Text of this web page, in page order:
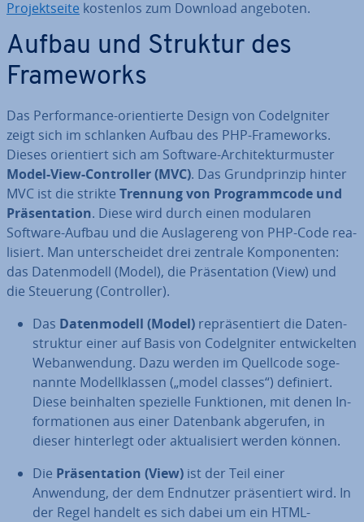
Pro­jekt­sei­te kostenlos zum Download angeboten.
Aufbau und Struktur des
Frame­works
Das Per­for­mance-ori­en­tier­te Design von Cod­e­Ig­ni­ter
zeigt sich im schlanken Aufbau des PHP-Frame­works.
Dieses ori­en­tiert sich am Software-Ar­chi­tek­tur­mus­ter
Model-View-Con­trol­ler (MVC). Das Grund­prin­zip hinter
MVC ist die strikte Trennung von Pro­gramm­code und
Prä­sen­ta­ti­on. Diese wird durch einen modularen
Software-Aufbau und die Aus­la­gereng von PHP-Code rea­
li­siert. Man un­ter­schei­det drei zentrale Kom­po­nen­ten:
das Da­ten­mo­dell (Model), die Prä­sen­ta­ti­on (View) und
die Steuerung (Con­trol­ler).
Das Da­ten­mo­dell (Model) re­prä­sen­tiert die Da­ten­
struk­tur einer auf Basis von Cod­e­Ig­ni­ter ent­wi­ckel­ten
Web­an­wen­dung. Dazu werden im Quellcode so­ge­
nann­te Mo­dell­klas­sen („model classes“) definiert.
Diese be­inhal­ten spezielle Funk­tio­nen, mit denen In­
for­ma­tio­nen aus einer Datenbank abgerufen, in
dieser hin­ter­legt oder ak­tua­li­siert werden können.
Die Prä­sen­ta­ti­on (View) ist der Teil einer
Anwendung, der dem Endnutzer prä­sen­tiert wird. In
der Regel handelt es sich dabei um ein HTML-